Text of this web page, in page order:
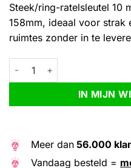
Steek/ring-ratelsleutel 10
158mm, ideaal voor strak
ruimtes zonder in te
Unior steek/ring-ratelsleutel
IN MIJN
Alternative:
Meer dan 56.000
Vandaag besteld =